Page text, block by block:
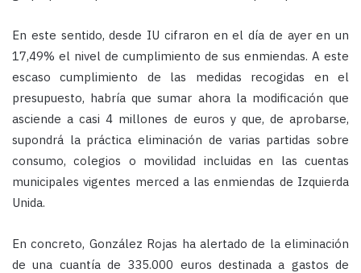
En este sentido, desde IU cifraron en el día de ayer en un
17,49% el nivel de cumplimiento de sus enmiendas. A este
escaso cumplimiento de las medidas recogidas en el
presupuesto, habría que sumar ahora la modificación que
asciende a casi 4 millones de euros y que, de aprobarse,
supondrá la práctica eliminación de varias partidas sobre
consumo, colegios o movilidad incluidas en las cuentas
municipales vigentes merced a las enmiendas de Izquierda
Unida.
En concreto, González Rojas ha alertado de la eliminación
de una cuantía de 335.000 euros destinada a gastos de